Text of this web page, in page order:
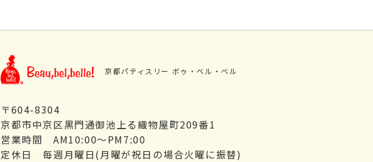
京都パティスリー ボゥ・ベル・ベル
〒604-8304
京都市中京区黒門通御池上る織物屋町209番1
営業時間 AM10:00～PM7:00
定休日 毎週月曜日(月曜が祝日の場合火曜に振替)